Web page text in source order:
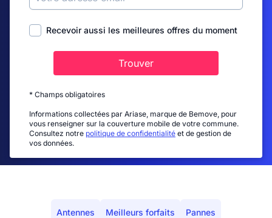
Recevoir aussi les meilleures offres du moment
Trouver
* Champs obligatoires
Informations collectées par Ariase, marque de Bemove, pour
vous renseigner sur la couverture mobile de votre commune.
Consultez notre politique de confidentialité et de gestion de
vos données.
Antennes Meilleurs forfaits Pannes